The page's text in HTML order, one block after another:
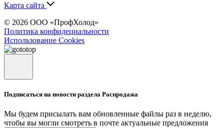
Карта сайта
© 2026 ООО «ПрофХолод»
Политика конфидециальности
Использование Cookies
Подписаться на новости раздела Распродажа
Мы будем присылать вам обновленные файлы раз в неделю,
чтобы вы могли смотреть в почте актуальные предложения